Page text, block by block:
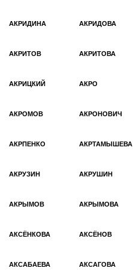
АКРИДИНА АКРИДОВА
АКРИТОВ АКРИТОВА
АКРИЦКИЙ АКРО
АКРОМОВ АКРОНОВИЧ
АКРПЕНКО АКРТАМЫШЕВА
АКРУЗИН АКРУШИН
АКРЫМОВ АКРЫМОВА
АКСЁНКОВА АКСЁНОВ
АКСАБАЕВА АКСАГОВА